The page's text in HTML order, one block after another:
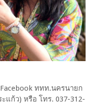
ททท.นครนายก
ก้ว) หรือ โทร. 037-312-